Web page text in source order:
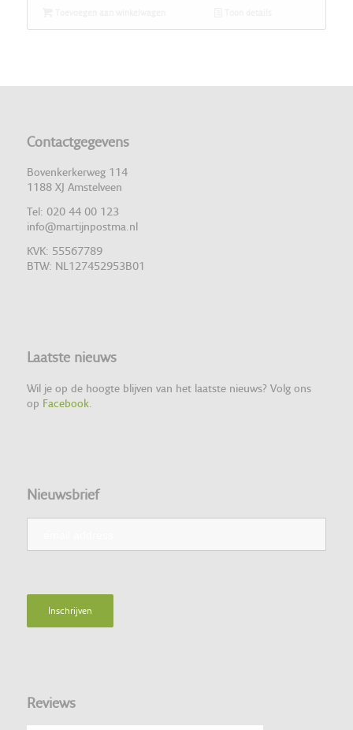
Contactgegevens
Bovenkerkerweg 114
1188 XJ Amstelveen
Tel: 020 44 00 123
info@martijnpostma.nl
KVK: 55567789
BTW: NL127452953B01
Laatste nieuws
Wil je op de hoogte blijven van het laatste nieuws? Volg ons
op Facebook.
Nieuwsbrief
Reviews